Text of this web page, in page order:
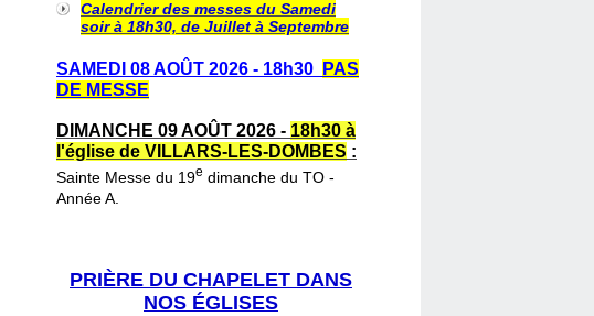
Calendrier des messes du Samedi
soir à 18h30, de Juillet à Septembre
SAMEDI 08 AOÛT 2026 - 18h30
PAS
DE MESSE
DIMANCHE 09 AOÛT 2026 - 18h30 à
l'église de VILLARS-LES-DOMBES :
Sainte Messe du 19e dimanche du TO -
Année A.
PRIÈRE DU CHAPELET DANS
NOS ÉGLISES